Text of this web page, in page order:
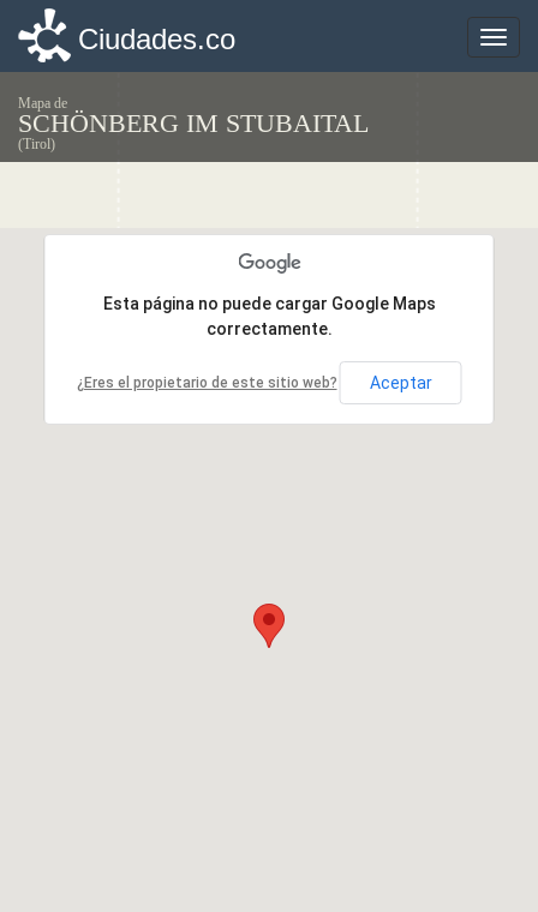
Toggle
Ciudades.co
Mapa de
SCHÖNBERG IM STUBAITAL
(Tirol)
Esta página no puede cargar Google Maps
correctamente.
¿Eres el propietario de este sitio web? Aceptar
Esta página no puede cargar Google Maps
correctamente.
¿Eres el propietario de este sitio web? Aceptar
Toggle
Ciudades.co